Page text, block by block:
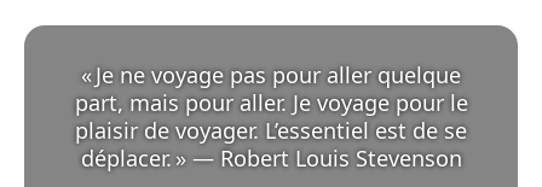
«Je ne voyage pas pour aller quelque
part, mais pour aller. Je voyage pour le
plaisir de voyager. L’essentiel est de se
déplacer. » — Robert Louis Stevenson